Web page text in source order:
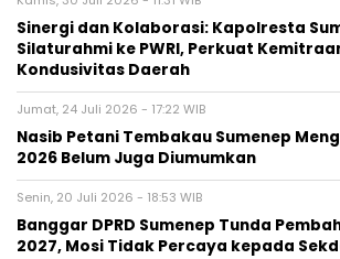
Sinergi dan Kolaborasi: Kapolresta
Silaturahmi ke PWRI, Perkuat
Kondusivitas Daerah
Jumat, 24 Juli 2026 - 17:22 WIB
Nasib Petani Tembakau Sumenep
2026 Belum Juga Diumumkan
Senin, 20 Juli 2026 - 18:53 WIB
Banggar DPRD Sumenep Tunda
2027, Mosi Tidak Percaya kepada